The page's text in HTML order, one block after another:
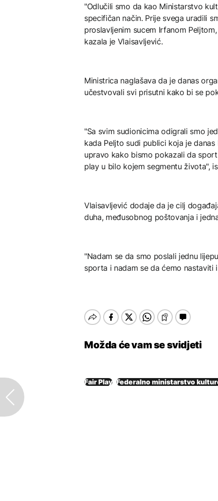
"Odlučili smo da kao Ministarstvo
specifičan način. Prije svega uradili
proslavljenim sucem Irfanom
kazala je Vlaisavljević.
Ministrica naglašava da je danas
učestvovali svi prisutni kako bi se
"Sa svim sudionicima odigrali smo
kada Peljto sudi publici koja je
upravo kako bismo pokazali da
play u bilo kojem segmentu života",
Vlaisavljević dodaje da je cilj
duha, međusobnog poštovanja i
"Nadam se da smo poslali jednu
sporta i nadam se da ćemo nastaviti
Možda će vam se svidjeti
Fair Play Federalno ministarstvo